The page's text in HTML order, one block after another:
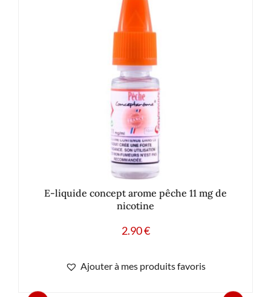
E-liquide concept arome pêche 11 mg de
nicotine
2.90€
Ajouter à mes produits favoris